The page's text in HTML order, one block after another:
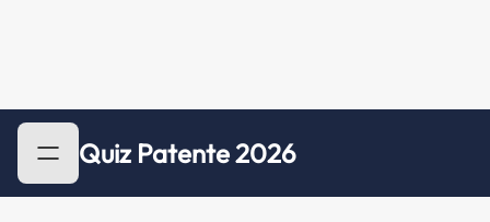
Quiz Patente 2026